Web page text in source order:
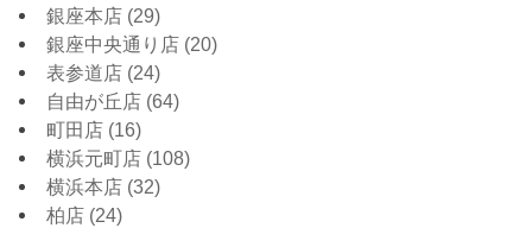
銀座本店 (29)
銀座中央通り店 (20)
表参道店 (24)
自由が丘店 (64)
町田店 (16)
横浜元町店 (108)
横浜本店 (32)
柏店 (24)